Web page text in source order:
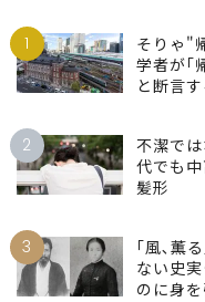
1
そりゃ"
学者が｢
と断言
2
不潔で
代でも
髪形
3
｢風､薫
ない史
のに身